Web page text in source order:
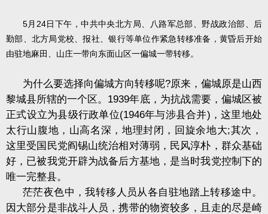
5月 24日下午，中共中央北方局、八路军总部、野战政治部、后
勤部、北方局党校、报社、银行等单位作紧急转移准备，黄昏后开始
由驻地麻田、山庄一带向东面山区一偏城一带转移。
为什么要选择向偏城方向转移呢?原来，偏城原是山西
黎城县所辖的一个区。 1939年底，为抗战需要，偏城区被
正式设立为县级行政单位(1946年与涉县合并) ，这里地处
太行山腹地，山高名深，地理封闭，回旋余地大;其次，
这里受国民党阎锡山统治相对薄弱，民风淳朴，群众基础
好，已被我党开辟为战备后方基地，是当时我党控制下的
唯一完整县。
茫茫夜色中，我转移人员从各自驻地踏上转移途中。
因大部分是非战斗人员，携带的物资较多，且走的尽是崎